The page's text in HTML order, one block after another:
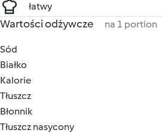
łatwy
Wartości odżywcze na 1 portion
Sód
Białko
Kalorie
Tłuszcz
Błonnik
Tłuszcz nasycony